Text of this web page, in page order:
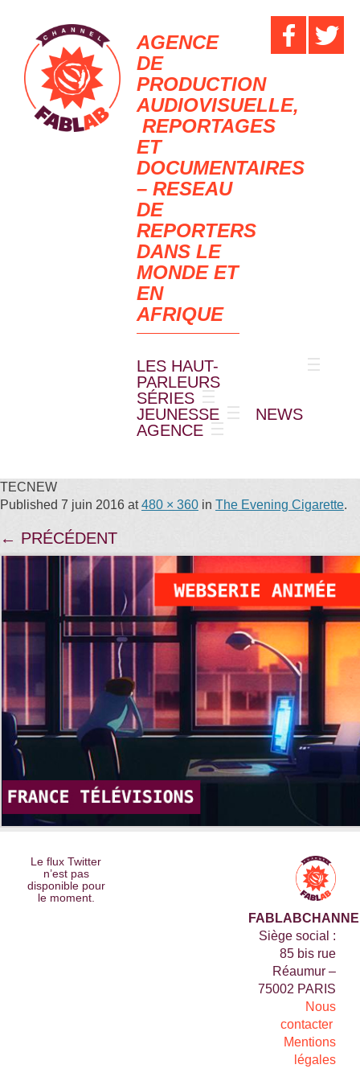
AGENCE
DE
PRODUCTION
AUDIOVISUELLE,
REPORTAGES
ET
DOCUMENTAIRES
– RESEAU
DE
REPORTERS
DANS LE
MONDE ET
EN
AFRIQUE
LES HAUT-
PARLEURS
SÉRIES
JEUNESSE
NEWS
AGENCE
TECNEW
Published 7 juin 2016 at480 × 360 in The Evening Cigarette.
← PRÉCÉDENT
Le flux Twitter
n’est pas
disponible pour
le moment.
Siège social :
85 bis rue
Réaumur –
75002 PARIS
Nous
contacter
Mentions
légales